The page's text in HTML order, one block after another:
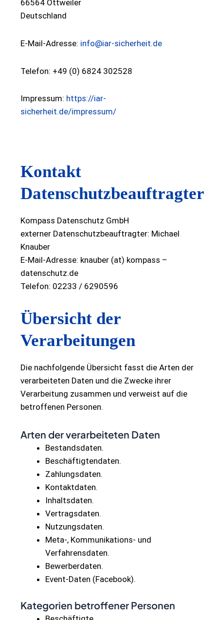
66564 Ottweiler
Deutschland
E-Mail-Adresse: info@iar-sicherheit.de
Telefon: +49 (0) 6824 302528
Impressum: https://iar-
sicherheit.de/impressum/
Kontakt
Datenschutzbeauftragter
Kompass Datenschutz GmbH
externer Datenschutzbeauftragter: Michael
Knauber
E-Mail-Adresse: knauber (at) kompass –
datenschutz.de
Telefon: 02233 / 6290596
Übersicht der
Verarbeitungen
Die nachfolgende Übersicht fasst die Arten der
verarbeiteten Daten und die Zwecke ihrer
Verarbeitung zusammen und verweist auf die
betroffenen Personen.
Arten der verarbeiteten Daten
Bestandsdaten.
Beschäftigtendaten.
Zahlungsdaten.
Kontaktdaten.
Inhaltsdaten.
Vertragsdaten.
Nutzungsdaten.
Meta-, Kommunikations- und
Verfahrensdaten.
Bewerberdaten.
Event-Daten (Facebook).
Kategorien betroffener Personen